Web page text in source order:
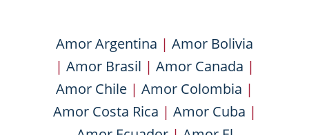
Amor Argentina | Amor Bolivia
| Amor Brasil | Amor Canada |
Amor Chile | Amor Colombia |
Amor Costa Rica | Amor Cuba |